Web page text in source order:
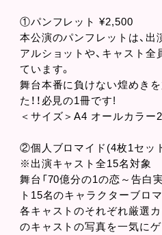
①パンフレット ¥2,500
本公演のパンフレットは、出
アルショットや、キャスト
ています。
舞台本番に負けない煌めき
た！！必見の1冊です!
＜サイズ＞A4 オールカラー
②個人ブロマイド(4枚1セッ
※出演キャスト全15名対象
舞台「70億分の1の恋～告白
ト15名のキャラクターブロマ
各キャストのそれぞれ厳選
のキャストの写真を一気にゲ